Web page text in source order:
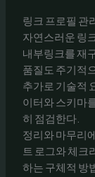
링크 프로필 관
자연스러운 링
내부링크를 재
품질도 주기적
추가로 기술적
이터와 스키마
히 점검한다.
정리와 마무리
트 로그와 체크
하는 구체적 방